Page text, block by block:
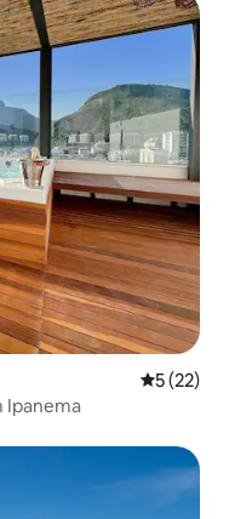
5 de uma
5 (22)
Ipanema